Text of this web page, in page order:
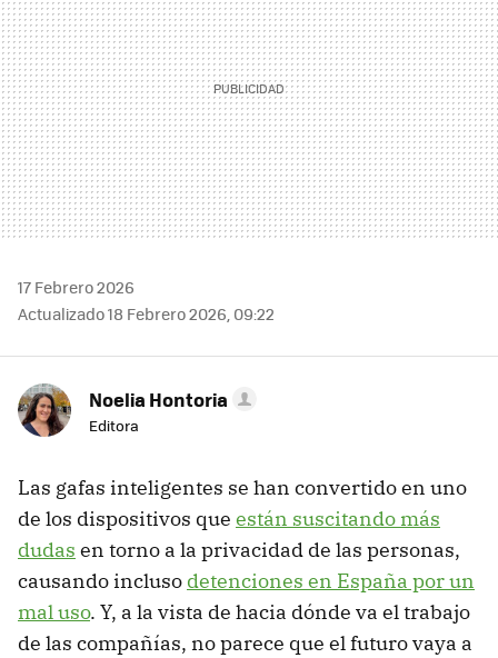
17 Febrero 2026
Actualizado 18 Febrero 2026, 09:22
Noelia Hontoria
Editora
Las gafas inteligentes se han convertido en uno
de los dispositivos que están suscitando más
dudas en torno a la privacidad de las personas,
causando incluso detenciones en España por un
mal uso. Y, a la vista de hacia dónde va el trabajo
de las compañías, no parece que el futuro vaya a